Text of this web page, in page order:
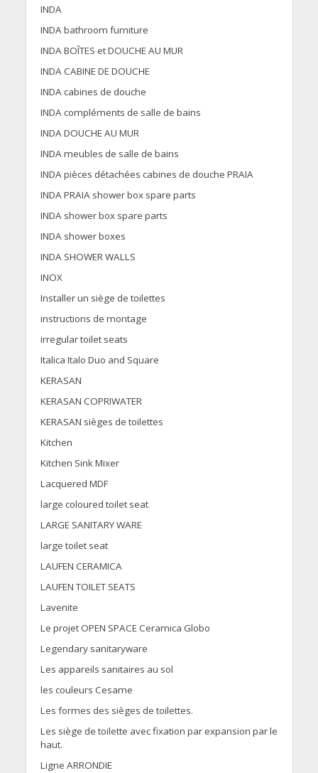
INDA
INDA bathroom furniture
INDA BOÎTES et DOUCHE AU MUR
INDA CABINE DE DOUCHE
INDA cabines de douche
INDA compléments de salle de bains
INDA DOUCHE AU MUR
INDA meubles de salle de bains
INDA pièces détachées cabines de douche PRAIA
INDA PRAIA shower box spare parts
INDA shower box spare parts
INDA shower boxes
INDA SHOWER WALLS
INOX
Installer un siège de toilettes
instructions de montage
irregular toilet seats
Italica Italo Duo and Square
KERASAN
KERASAN COPRIWATER
KERASAN sièges de toilettes
Kitchen
Kitchen Sink Mixer
Lacquered MDF
large coloured toilet seat
LARGE SANITARY WARE
large toilet seat
LAUFEN CERAMICA
LAUFEN TOILET SEATS
Lavenite
Le projet OPEN SPACE Ceramica Globo
Legendary sanitaryware
Les appareils sanitaires au sol
les couleurs Cesame
Les formes des sièges de toilettes.
Les siège de toilette avec fixation par expansion par le
haut.
Ligne ARRONDIE